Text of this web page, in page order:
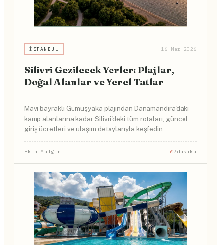
İSTANBUL 16 Mar 2026
Silivri Gezilecek Yerler: Plajlar,
Doğal Alanlar ve Yerel Tatlar
Mavi bayraklı Gümüşyaka plajından Danamandıra'daki
kamp alanlarına kadar Silivri'deki tüm rotaları, güncel
giriş ücretleri ve ulaşım detaylarıyla keşfedin.
Ekin Yalgın 7dakika